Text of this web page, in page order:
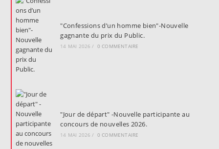
"Confessions d’un homme bien"-Nouvelle
gagnante du prix du Public.
14 MAI 2026 / 0 COMMENTAIRE
"Jour de départ" -Nouvelle participante au
concours de nouvelles 2026.
14 MAI 2026 / 0 COMMENTAIRE